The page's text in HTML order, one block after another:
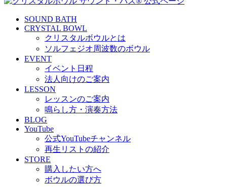
SOUND BATH
CRYSTAL BOWL
クリスタルボウルとは
ソルフェジオ周波数のボウル
EVENT
イベント日程
法人向けのご案内
LESSON
レッスンのご案内
鳴らし方・演奏方法
BLOG
YouTube
公式YouTubeチャンネル
再生リストの紹介
STORE
購入したい方へ
ボウルの選び方